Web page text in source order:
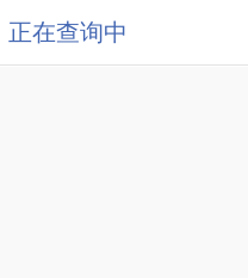
正在查询中